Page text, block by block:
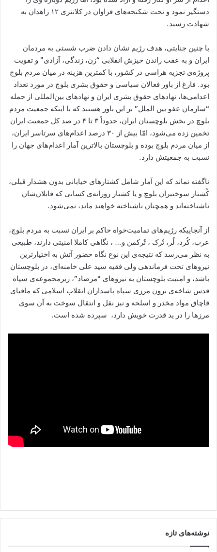
دستگیر نمود و تحت شکنجه‌های فراوان در کلانتری ۱۲ زاهدان به
شهادت رسید.
با چنین جنایتی، هدف رژیم نشان دادن ضرب شستی به مردمان
ایران و به عقب راندن خیزش انقلابی “زن، زندگی، آزادی” و تقویت
پروژه‌ی تجزیه هراسی در کشور، با کمترین ھزینه در میان مردم بلوچ
بود. فارغ از باور فعالان سیاسی و حقوق بشری بلوچ در مورد تعداد
اعدامی‌ها، نھادھای حقوق بشری ایران و نھادھای بین‌المللی از جمله
“سازمان عفو بین الملل” بر این باور هستند که با اینکه جمعیت مردم
بلوچ در بخش بلوچستان ایران، حدوداً ۳ تا ۴ در صد کل جمعیت ایران
تخمین زده می‌شود، امّا بیش از ۳۰ درصد اعدام‌ھای سرتاسر ایران،
از میان مردم بلوچ بوده و بلوچستان بالاترین آمار اعدام‌های جهان را
نسبت به جمعیتش دارد.
ناگفته نماند که این آمار شامل کشتارھای خیابانی بدون هشدار قبلی،
کُشتار سوختبران بلوچ و یا کشتار روزانه‌ی کسانی که قاتلان‌شان
ناشناخته‌اند و ھمچنان ناشناخته خواھند ماند، نمی‌شود.
از آنجاییکه رژیم‌ھای تمامیت‌خواه حاکم بر ایران نسبت به مردم بلوچ،
عرب، کُرد، لُر، تُرک ، تُرکمن و… ، نگاھی کاملا امنیتی دارند، طبیعی
به نظر می‌رسد که نتیجه‌ی این نوع نگاه حضور آتش به اختیارترین
نیروھای تحت فرماندھی ولی فقیه سید علی خامنه‌ای، در بلوچستان
باشد، و امنیت بلوچستان به نیروهای “مرصاد”، زیرمجموعه‌ی سپاه
قدس شاخه‌ی برون مرزی سپاه پاسداران انقلاب اسلامی که مافیای
قاچاق مواد مخدر و اسلحه و نیز نقل و انتقال سوخت به آن سوی
مرزھا را در ید قدرت خویش دارد، سپرده شده است.
نوشته‌های تازه